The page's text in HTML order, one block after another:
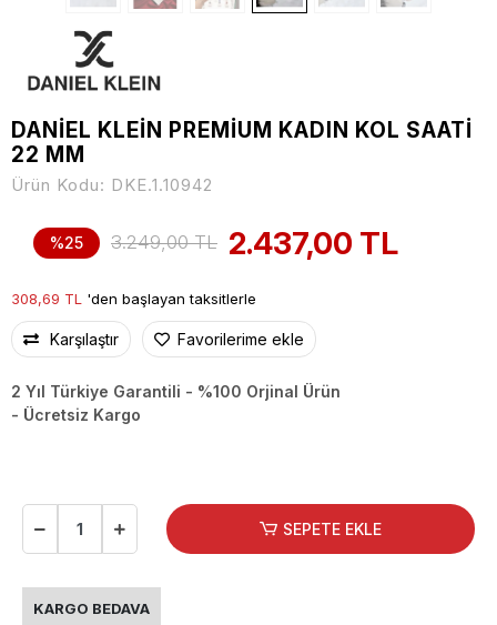
DANİEL KLEİN PREMİUM KADIN KOL SAATİ
22 MM
Ürün Kodu: DKE.1.10942
%25 3.249,00 TL 2.437,00 TL
308,69 TL 'den başlayan taksitlerle
Karşılaştır Favorilerime ekle
2 Yıl Türkiye Garantili - %100 Orjinal Ürün
- Ücretsiz Kargo
SEPETE EKLE
KARGO BEDAVA